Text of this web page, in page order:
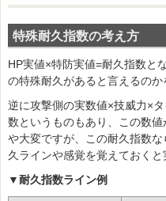
特殊耐久指数の考え方
HP実値×特防実値=耐久指数と
の特殊耐久があると言えるのか
逆に攻撃側の実数値×技威力×
数というものもあり、この数
や大変ですが、この耐久指数
久ラインや感覚を覚えておくと
▼耐久指数ライン例